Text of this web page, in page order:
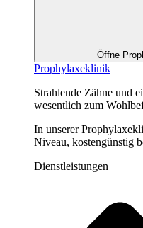
Öffne
Prophylaxeklinik
Strahlende Zähne und
wesentlich zum
In unserer
Niveau, kostengünstig
Dienstleistungen